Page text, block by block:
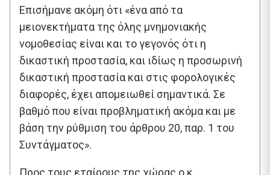
Επισήμανε ακόμη ότι «ένα από τα
μειονεκτήματα της όλης μνημονιακής
νομοθεσίας είναι και το γεγονός ότι η
δικαστική προστασία, και ιδίως η προσωρινή
δικαστική προστασία και στις φορολογικές
διαφορές, έχει απομειωθεί σημαντικά. Σε
βαθμό που είναι προβληματική ακόμα και με
βάση την ρύθμιση του άρθρου 20, παρ. 1 του
Συντάγματος».
Προς τους εταίρους της χώρας ο κ.